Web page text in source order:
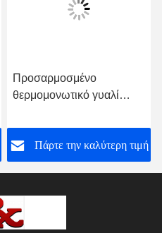
Προσαρμοσμένο
θερμομονωτικό γυαλί
10 12 mm
Πάρτε την καλύτερη τιμή